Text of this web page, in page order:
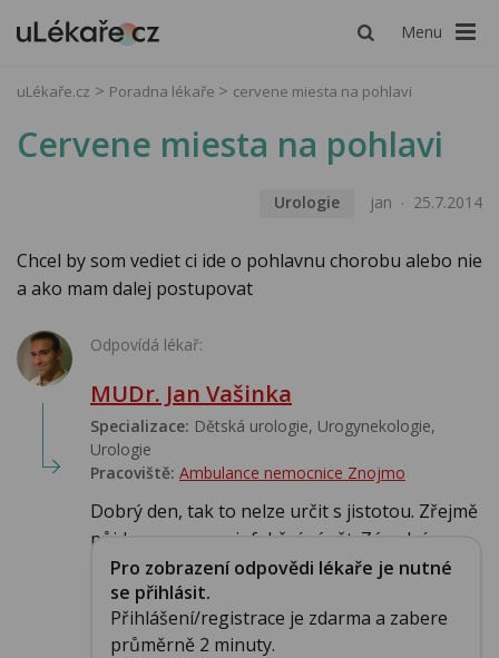
Menu
uLékaře.cz Poradna lékaře cervene miesta na pohlavi
Cervene miesta na pohlavi
Urologie jan 25.7.2014
Chcel by som vediet ci ide o pohlavnu chorobu alebo nie
a ako mam dalej postupovat
Odpovídá lékař:
MUDr. Jan Vašinka
Specializace: Dětská urologie, Urogynekologie,
Urologie‎
Pracoviště: Ambulance nemocnice Znojmo
Dobrý den, tak to nelze určit s jistotou. Zřejmě
půjde pouze o neinfekční zánět. Zásadní ...
Pro zobrazení odpovědi lékaře je nutné
se přihlásit.
Přihlášení/registrace je zdarma a zabere
průměrně 2 minuty.